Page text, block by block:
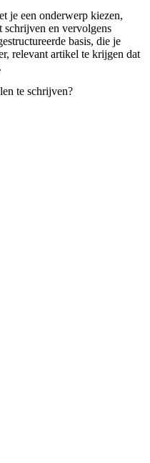
je een onderwerp kiezen,
schrijven en vervolgens
basis, die je
relevant artikel te krijgen dat
te schrijven?